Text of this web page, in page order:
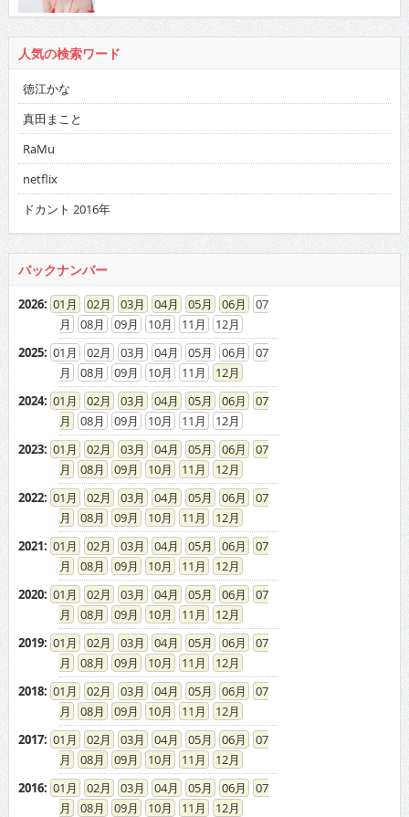
人気の検索ワード
徳江かな
真田まこと
RaMu
netflix
ドカント 2016年
バックナンバー
2026: 01 02 03 04 05 06
07
08
09 10 11
12
2025: 01 02 03 04 05 06
07
08
09 10 11
12
2024: 01 02 03 04 05 06
07
08
09 10 11
12
2023: 01 02 03 04 05 06
07
08
09 10 11
12
2022: 01 02 03 04 05 06
07
08
09 10 11
12
2021: 01 02 03 04 05 06
07
08
09 10 11
12
2020: 01 02 03 04 05 06
07
08
09 10 11
12
2019: 01 02 03 04 05 06
07
08
09 10 11
12
2018: 01 02 03 04 05 06
07
08
09 10 11
12
2017: 01 02 03 04 05 06
07
08
09 10 11
12
2016: 01 02 03 04 05 06
07
08
09 10 11
12